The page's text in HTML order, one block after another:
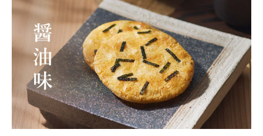
search
人気ワード：
やみつきしみかりせん
四季満喫便
やまがたマリアージュ
味の煎華
野菜カレー揚煎